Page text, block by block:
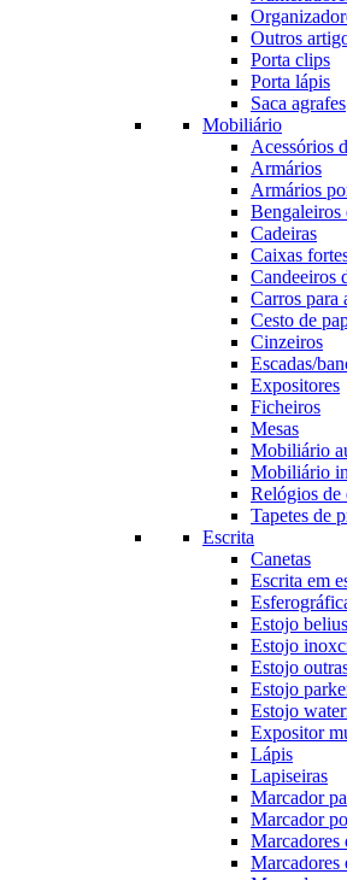
Outros
Porta clips
Porta lápis
Saca agrafes
Mobiliário
Acessórios
Armários
Armários
Bengaleiros
Cadeiras
Caixas
Candeeiros
Carros para
Cesto de
Cinzeiros
Escadas/
Expositores
Ficheiros
Mesas
Mobiliário
Mobiliário
Relógios de
Tapetes de
Escrita
Canetas
Escrita em
Estojo belius
Estojo
Estojo
Estojo
Estojo
Expositor
Lápis
Lapiseiras
Marcador
Marcador
Marcadores
Marcadores